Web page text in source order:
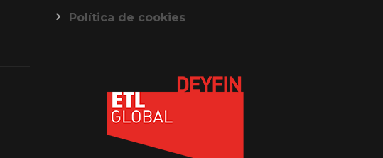
Política de cookies